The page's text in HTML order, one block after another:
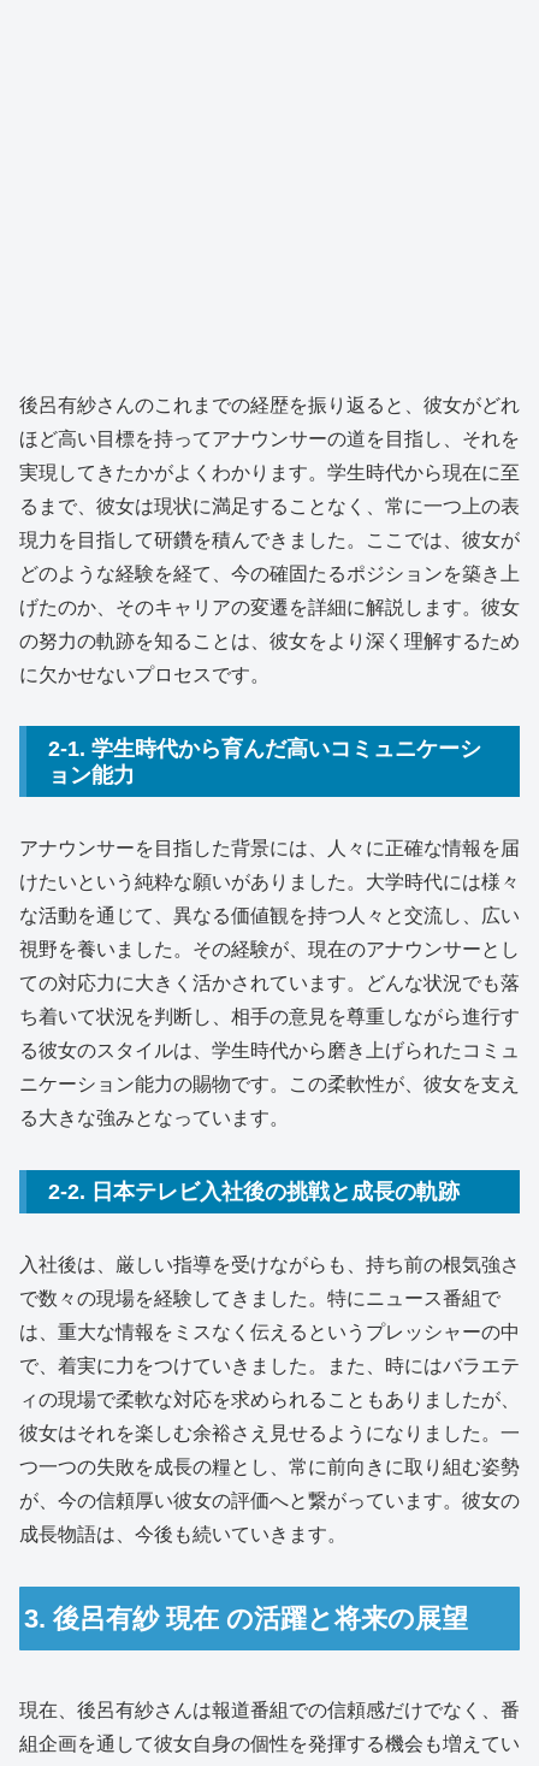
後呂有紗さんのこれまでの経歴を振り返ると、彼女がどれ
ほど高い目標を持ってアナウンサーの道を目指し、それを
実現してきたかがよくわかります。学生時代から現在に至
るまで、彼女は現状に満足することなく、常に一つ上の表
現力を目指して研鑽を積んできました。ここでは、彼女が
どのような経験を経て、今の確固たるポジションを築き上
げたのか、そのキャリアの変遷を詳細に解説します。彼女
の努力の軌跡を知ることは、彼女をより深く理解するため
に欠かせないプロセスです。
2-1. 学生時代から育んだ高いコミュニケーシ
ョン能力
アナウンサーを目指した背景には、人々に正確な情報を届
けたいという純粋な願いがありました。大学時代には様々
な活動を通じて、異なる価値観を持つ人々と交流し、広い
視野を養いました。その経験が、現在のアナウンサーとし
ての対応力に大きく活かされています。どんな状況でも落
ち着いて状況を判断し、相手の意見を尊重しながら進行す
る彼女のスタイルは、学生時代から磨き上げられたコミュ
ニケーション能力の賜物です。この柔軟性が、彼女を支え
る大きな強みとなっています。
2-2. 日本テレビ入社後の挑戦と成長の軌跡
入社後は、厳しい指導を受けながらも、持ち前の根気強さ
で数々の現場を経験してきました。特にニュース番組で
は、重大な情報をミスなく伝えるというプレッシャーの中
で、着実に力をつけていきました。また、時にはバラエテ
ィの現場で柔軟な対応を求められることもありましたが、
彼女はそれを楽しむ余裕さえ見せるようになりました。一
つ一つの失敗を成長の糧とし、常に前向きに取り組む姿勢
が、今の信頼厚い彼女の評価へと繋がっています。彼女の
成長物語は、今後も続いていきます。
3. 後呂有紗 現在 の活躍と将来の展望
現在、後呂有紗さんは報道番組での信頼感だけでなく、番
組企画を通して彼女自身の個性を発揮する機会も増えてい